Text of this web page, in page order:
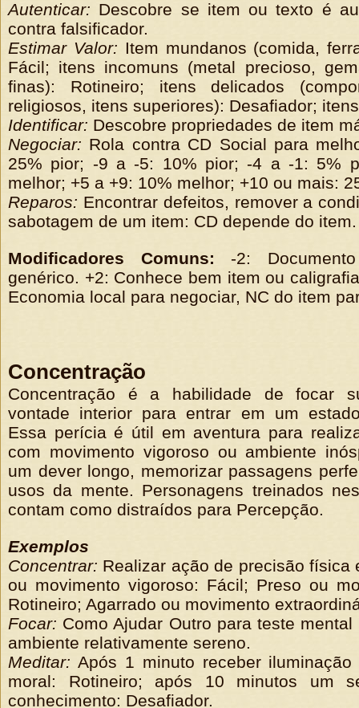
Autenticar: Descobre se item ou texto é
contra falsificador.
Estimar Valor: Item mundanos (comida,
Fácil; itens incomuns (metal precioso,
finas): Rotineiro; itens delicados
religiosos, itens superiores): Desafiador;
Identificar: Descobre propriedades de item
Negociar: Rola contra CD Social para
25% pior; -9 a -5: 10% pior; -4 a -1: 5%
melhor; +5 a +9: 10% melhor; +10 ou mais:
Reparos: Encontrar defeitos, remover a
sabotagem de um item: CD depende do item.
Modificadores Comuns: -2:
genérico. +2: Conhece bem item ou
Economia local para negociar, NC do item
Concentração
Concentração é a habilidade de focar
vontade interior para entrar em um
Essa perícia é útil em aventura para
com movimento vigoroso ou ambiente
um dever longo, memorizar passagens
usos da mente. Personagens treinados
contam como distraídos para Percepção.
Exemplos
Concentrar: Realizar ação de precisão física
ou movimento vigoroso: Fácil; Preso ou
Rotineiro; Agarrado ou movimento
Focar: Como Ajudar Outro para teste
ambiente relativamente sereno.
Meditar: Após 1 minuto receber
moral: Rotineiro; após 10 minutos um
conhecimento: Desafiador.